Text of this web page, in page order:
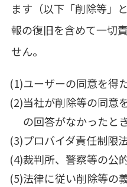
ます（以下「削除等」
報の復旧を含めて一切
せん。
(1)ユーザーの同意を得
(2)当社が削除等の同意
の回答がなかったと
(3)プロバイダ責任制限
(4)裁判所、警察等の公
(5)法律に従い削除等の